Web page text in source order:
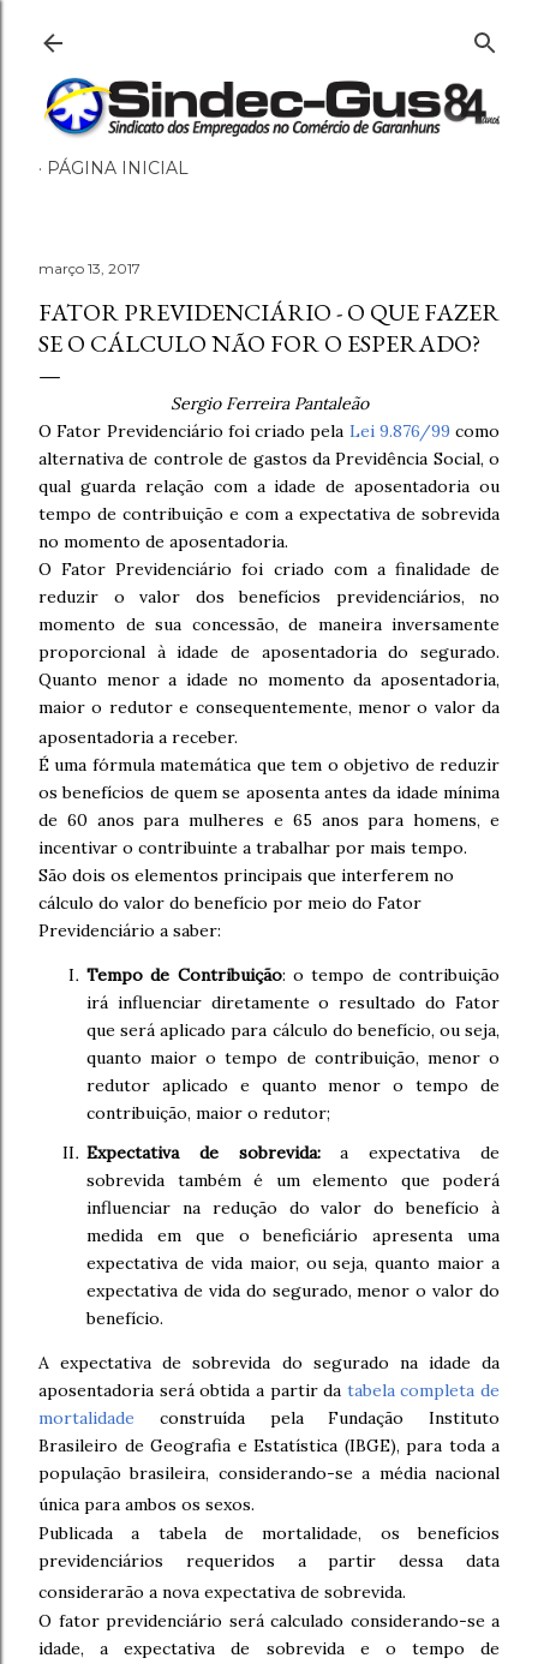
PÁGINA INICIAL
março 13, 2017
FATOR PREVIDENCIÁRIO - O QUE FAZER
SE O CÁLCULO NÃO FOR O ESPERADO?
Sergio Ferreira Pantaleão
O Fator Previdenciário foi criado pela Lei 9.876/99 como
alternativa de controle de gastos da Previdência Social, o
qual guarda relação com a idade de aposentadoria ou
tempo de contribuição e com a expectativa de sobrevida
no momento de aposentadoria.
O Fator Previdenciário foi criado com a finalidade de
reduzir o valor dos benefícios previdenciários, no
momento de sua concessão, de maneira inversamente
proporcional à idade de aposentadoria do segurado.
Quanto menor a idade no momento da aposentadoria,
maior o redutor e consequentemente, menor o valor da
aposentadoria a receber.
É uma fórmula matemática que tem o objetivo de reduzir
os benefícios de quem se aposenta antes da idade mínima
de 60 anos para mulheres e 65 anos para homens, e
incentivar o contribuinte a trabalhar por mais tempo.
São dois os elementos principais que interferem no
cálculo do valor do benefício por meio do Fator
Previdenciário a saber:
Tempo de Contribuição: o tempo de contribuição
irá influenciar diretamente o resultado do Fator
que será aplicado para cálculo do benefício, ou seja,
quanto maior o tempo de contribuição, menor o
redutor aplicado e quanto menor o tempo de
contribuição, maior o redutor;
Expectativa de sobrevida:a expectativa de
sobrevida também é um elemento que poderá
influenciar na redução do valor do benefício à
medida em que o beneficiário apresenta uma
expectativa de vida maior, ou seja, quanto maior a
expectativa de vida do segurado, menor o valor do
benefício.
A expectativa de sobrevida do segurado na idade da
aposentadoria será obtida a partir da tabela completa de
mortalidade construída pela Fundação Instituto
Brasileiro de Geografia e Estatística (IBGE), para toda a
população brasileira, considerando-se a média nacional
única para ambos os sexos.
Publicada a tabela de mortalidade, os benefícios
previdenciários requeridos a partir dessa data
considerarão a nova expectativa de sobrevida.
O fator previdenciário será calculado considerando-se a
idade, a expectativa de sobrevida e o tempo de